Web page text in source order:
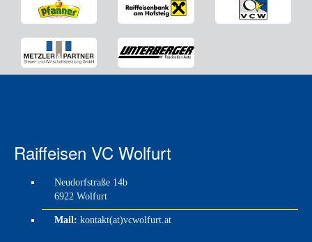
Raiffeisen VC Wolfurt
Neudorfstraße 14b
6922 Wolfurt
Mail: kontakt(at)vcwolfurt.at